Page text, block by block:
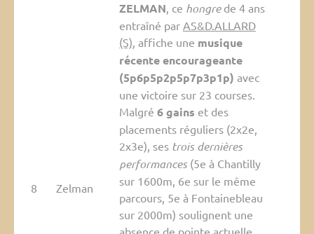
8 Zelman
ZELMAN, ce hongrede 4 ans
entraîné par AS&D.ALLARD
(S), affiche une musique
récente encourageante
(5p6p5p2p5p7p3p1p) avec
une victoire sur 23 courses.
Malgré 6 gains et des
placements réguliers (2x2e,
2x3e), ses trois dernières
performances(5e à Chantilly
sur 1600m, 6e sur le même
parcours, 5e à Fontainebleau
sur 2000m) soulignent une